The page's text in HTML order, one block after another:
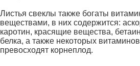
Листья свеклы также богаты
веществами, в них содержится:
каротин, красящие вещества,
белка, а также некоторых
превосходят корнеплод.